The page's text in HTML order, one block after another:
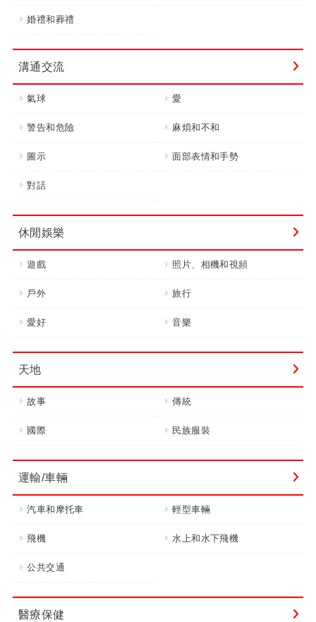
婚禮和葬禮
溝通交流
氣球 愛
警告和危險 麻煩和不和
圖示 面部表情和手勢
對話
休閒娛樂
遊戲 照片、相機和視頻
戶外 旅行
愛好 音樂
天地
故事 傳統
國際 民族服裝
運輸/車輛
汽車和摩托車 輕型車輛
飛機 水上和水下飛機
公共交通
醫療保健